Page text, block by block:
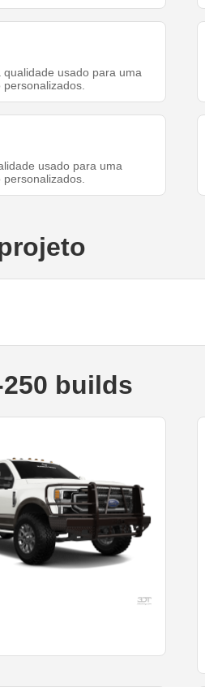
qualidade usado para uma
usado para uma
builds